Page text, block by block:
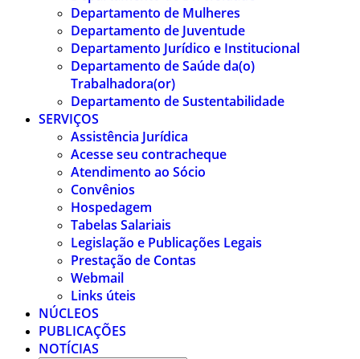
Departamento de Mulheres
Departamento de Juventude
Departamento Jurídico e Institucional
Departamento de Saúde da(o)
Trabalhadora(or)
Departamento de Sustentabilidade
SERVIÇOS
Assistência Jurídica
Acesse seu contracheque
Atendimento ao Sócio
Convênios
Hospedagem
Tabelas Salariais
Legislação e Publicações Legais
Prestação de Contas
Webmail
Links úteis
NÚCLEOS
PUBLICAÇÕES
NOTÍCIAS